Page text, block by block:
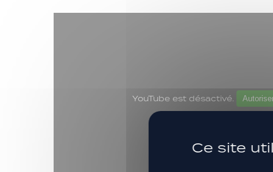
YouTube est désactivé.
Ce site